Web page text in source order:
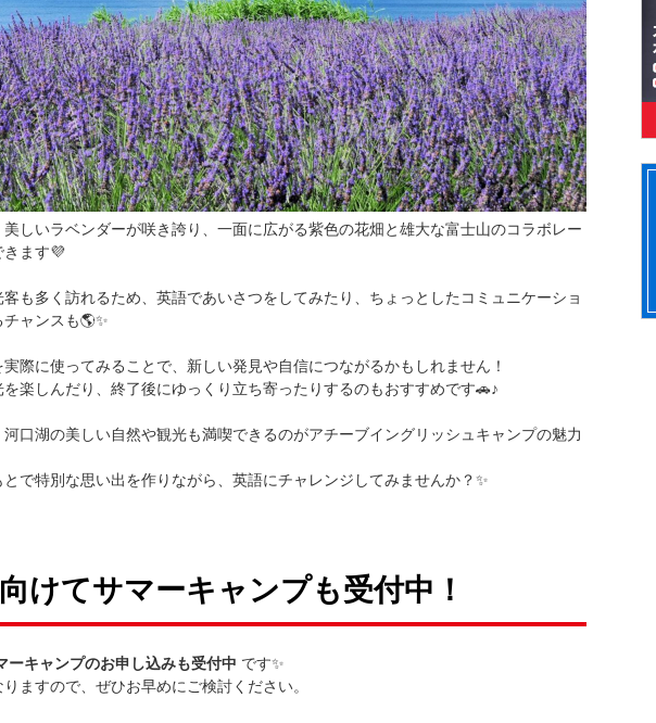
しいラベンダーが咲き誇り、一面に広がる紫色の花畑と雄大な富士山のコラボレー
きます💜
も多く訪れるため、英語であいさつをしてみたり、ちょっとしたコミュニケーショ
ャンスも🌎✨
際に使ってみることで、新しい発見や自信につながるかもしれません！
楽しんだり、終了後にゆっくり立ち寄ったりするのもおすすめです🚗♪
口湖の美しい自然や観光も満喫できるのがアチーブイングリッシュキャンプの魅力
で特別な思い出を作りながら、英語にチャレンジしてみませんか？✨
けてサマーキャンプも受付中！
ーキャンプのお申し込みも受付中 です✨
ますので、ぜひお早めにご検討ください。